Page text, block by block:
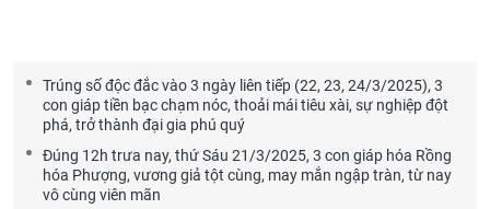
Trúng số độc đắc vào 3 ngày liên tiếp (22, 23, 24/3/2025), 3
con giáp tiền bạc chạm nóc, thoải mái tiêu xài, sự nghiệp đột
phá, trở thành đại gia phú quý
Đúng 12h trưa nay, thứ Sáu 21/3/2025, 3 con giáp hóa Rồng
hóa Phượng, vương giả tột cùng, may mắn ngập tràn, từ nay
vô cùng viên mãn